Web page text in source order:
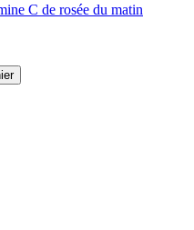
C de rosée du matin